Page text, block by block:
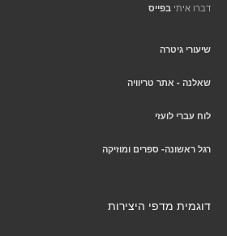
דברו איתי בפייס
שיעורי גיטרה
שאלנה - אתר טריוויה
לוח עברי לועזי
רגל ראשונה- ספרים ומוזיקה
דוגמית מדפי היצירות